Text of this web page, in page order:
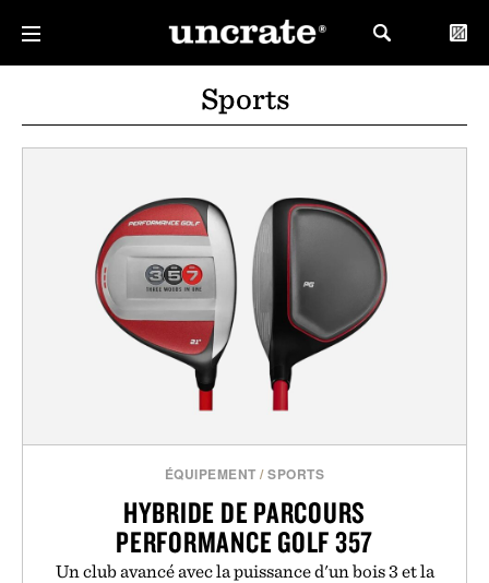
Sports
ÉQUIPEMENT /SPORTS
HYBRIDE DE PARCOURS
PERFORMANCE GOLF 357
Un club avancé avec la puissance d'un bois 3 et la